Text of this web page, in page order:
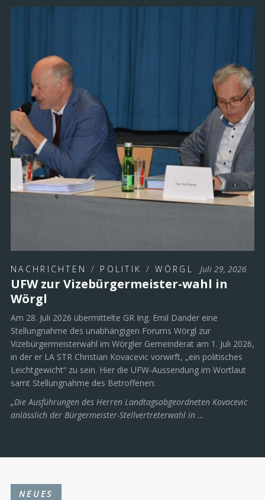
NACHRICHTEN / POLITIK /WÖRGL Juli 29, 2026
UFW zur Vizebürgermeister-wahl in
Wörgl
Am 28. Juli 2026 übermittelte GR Ing. Emil Dander eine
Stellungnahme des unabhängigen Forums Wörgl zur
Vizebürgermeisterwahl im Wörgler Gemeinderat am 1. Juli 2026,
in der er LA STR Christian Kovacevic vorwirft, „ein politisches
Leichtgewicht“ zu sein. Hier die UFW-Aussendung im Wortlaut
samt Stellungnahme des Betroffenen:
„Die Ausführungen des Herren Landtagsabgeordneten Kovacevic
anlässlich der Bürgermeister-Stellvertreterwahl in …
NEUES